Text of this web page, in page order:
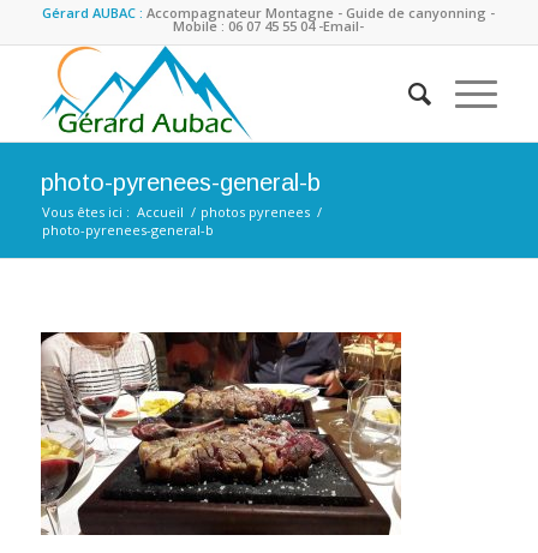
Gérard AUBAC :Accompagnateur Montagne - Guide de canyonning -
Mobile : 06 07 45 55 04 -Email-
photo-pyrenees-general-b
Vous êtes ici : Accueil / photos pyrenees /
photo-pyrenees-general-b